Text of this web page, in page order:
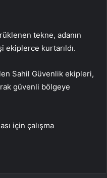
tekne, adanın
ekiplerce kurtarıldı.
Sahil Güvenlik ekipleri,
güvenli bölgeye
için çalışma